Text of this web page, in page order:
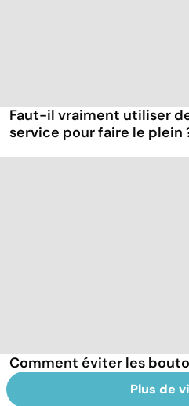
Faut-il vraiment utiliser
service pour faire le plein
Comment éviter les
Plus de